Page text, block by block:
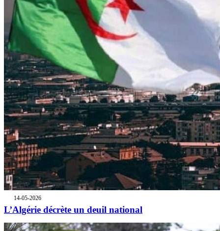
14-05-2026
L’Algérie décrète un deuil national